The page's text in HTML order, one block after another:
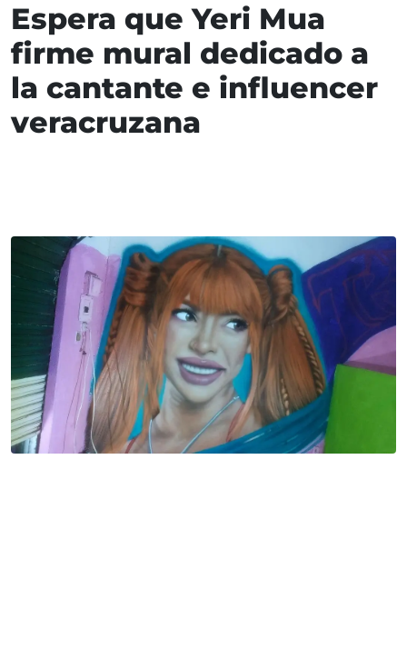
Espera que Yeri Mua
firme mural dedicado a
la cantante e influencer
veracruzana